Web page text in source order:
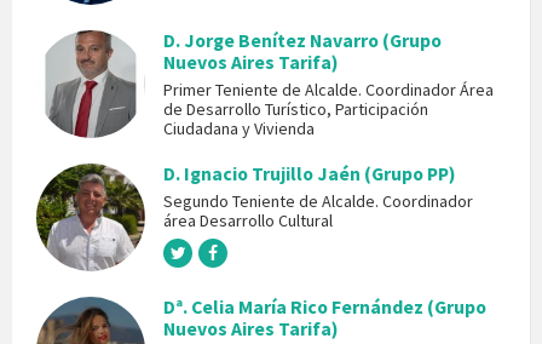
D. Jorge Benítez Navarro (Grupo
Nuevos Aires Tarifa)
Primer Teniente de Alcalde. Coordinador Área
de Desarrollo Turístico, Participación
Ciudadana y Vivienda
D. Ignacio Trujillo Jaén (Grupo PP)
Segundo Teniente de Alcalde. Coordinador
área Desarrollo Cultural
Dª. Celia María Rico Fernández (Grupo
Nuevos Aires Tarifa)